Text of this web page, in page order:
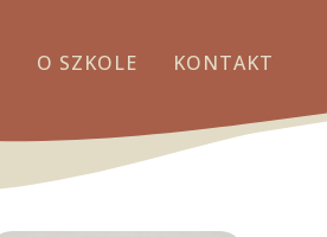
O SZKOLE KONTAKT